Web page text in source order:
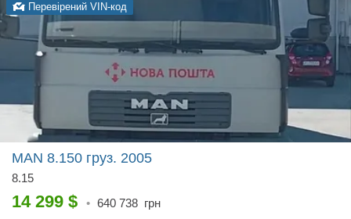
Перевірений VIN-код
MAN 8.150 груз. 2005
8.15
14 299 $ • 640 738 грн